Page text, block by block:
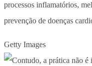
processos inflamatórios,
prevenção de doenças
Getty Images